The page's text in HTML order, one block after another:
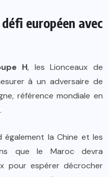
européen avec
H, les Lionceaux de
à un adversaire de
référence mondiale en
également la Chine et les
que le Maroc devra
pour espérer décrocher